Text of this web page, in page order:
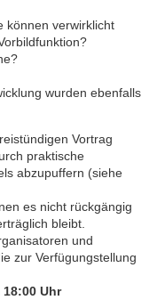
können verwirklicht
wurden ebenfalls
Vortrag
praktische
abzupuffern (siehe
es nicht rückgängig
bleibt.
und
zur Verfügungstellung
Uhr